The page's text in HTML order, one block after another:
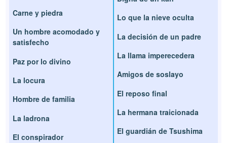
Carne y piedra
Un hombre acomodado y
satisfecho
Paz por lo divino
La locura
Hombre de familia
La ladrona
El conspirador
Lo que la nieve oculta
La decisión de un padre
La llama imperecedera
Amigos de soslayo
El reposo final
La hermana traicionada
El guardián de Tsushima